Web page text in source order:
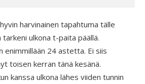
harvinainen tapahtuma tälle
tarkeni ulkona t-paita päällä.
enimmillään 24 astetta. Ei siis
toisen kerran tänä kesänä.
kanssa ulkona lähes viiden tunnin